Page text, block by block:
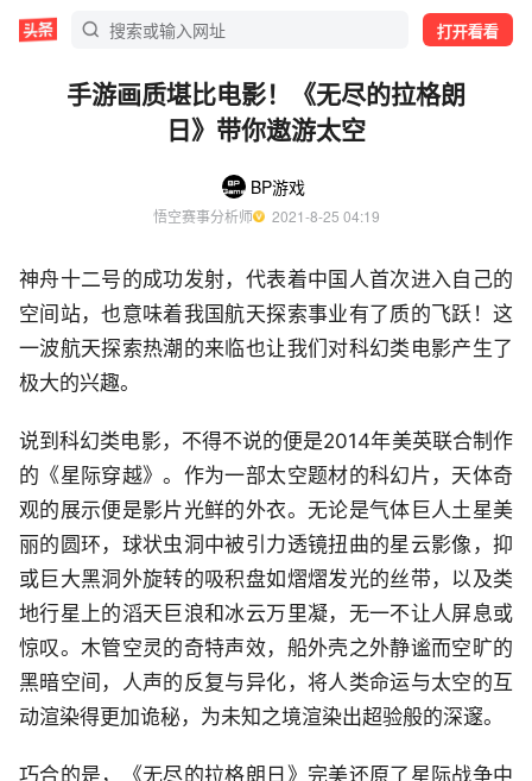
打开看看
手游画质堪比电影！《无尽的拉格朗
日》带你遨游太空
BP游戏
悟空赛事分析师
  2021-8-25 04:19
神舟十二号的成功发射，代表着中国人首次进入自己的
空间站，也意味着我国航天探索事业有了质的飞跃！这
一波航天探索热潮的来临也让我们对科幻类电影产生了
极大的兴趣。
说到科幻类电影，不得不说的便是2014年美英联合制作
的《星际穿越》。作为一部太空题材的科幻片，天体奇
观的展示便是影片光鲜的外衣。无论是气体巨人土星美
丽的圆环，球状虫洞中被引力透镜扭曲的星云影像，抑
或巨大黑洞外旋转的吸积盘如熠熠发光的丝带，以及类
地行星上的滔天巨浪和冰云万里凝，无一不让人屏息或
惊叹。木管空灵的奇特声效，船外壳之外静谧而空旷的
黑暗空间，人声的反复与异化，将人类命运与太空的互
动渲染得更加诡秘，为未知之境渲染出超验般的深邃。
巧合的是，《无尽的拉格朗日》完美还原了星际战争中